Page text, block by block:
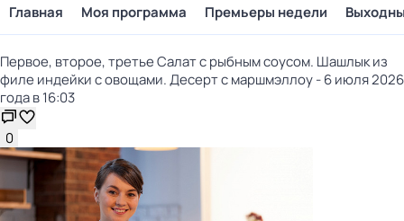
Главная Моя программа Премьеры недели
Первое, второе, третье Салат с рыбным соусом. Шашлык из
филе индейки с овощами. Десерт с маршмэллоу - 6 июля 2026
года в 16:03
0